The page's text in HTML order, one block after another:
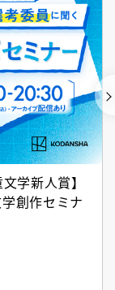
学新人賞】
創作セミナ